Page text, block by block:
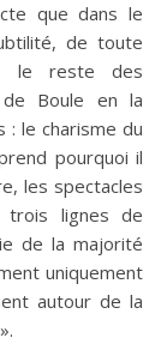
que dans le
de toute
le reste des
Boule en la
: le charisme du
pourquoi il
les spectacles
trois lignes de
de la majorité
uniquement
autour de la